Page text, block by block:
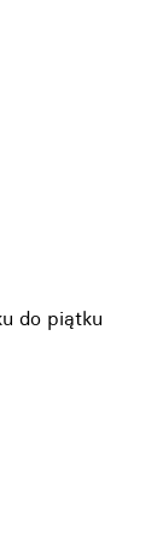
do piątku